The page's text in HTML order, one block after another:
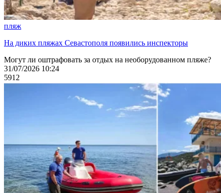
пляж
На диких пляжах Севастополя появились инспекторы
Могут ли оштрафовать за отдых на необорудованном пляже?
31/07/2026 10:24
5912